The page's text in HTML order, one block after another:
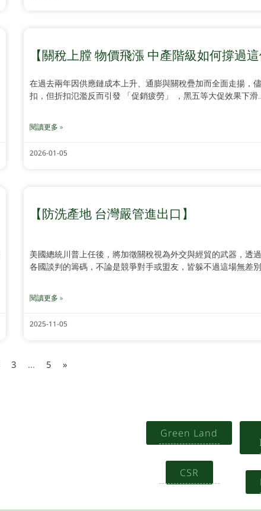
【關稅上膛 物價飛漲 中產階級如何撐過這
在過去兩年因供應鏈成本上升、通膨與關稅疊加而全面走揚，
扣，但折扣氾濫反而引發 「促銷疲勞」 ，黑五等大促效果下滑
閱讀更多 »
2026-01-05
【防洗產地 台灣嚴管進出口】
美國總統川普上任後，將加徵關稅視為外交與經貿的武器，透
各國談判的籌碼，不論是競爭對手或盟友，皆躲不過這場無差
閱讀更多 »
2025-11-05
3 … 5 »
Green Land
CSR